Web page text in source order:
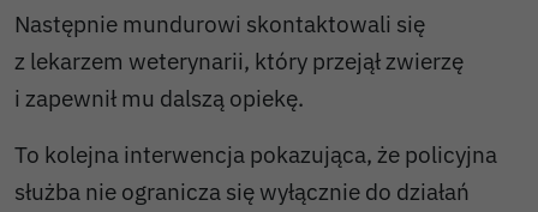
Następnie mundurowi skontaktowali się
z lekarzem weterynarii, który przejął zwierzę
i zapewnił mu dalszą opiekę.
To kolejna interwencja pokazująca, że policyjna
służba nie ogranicza się wyłącznie do działań